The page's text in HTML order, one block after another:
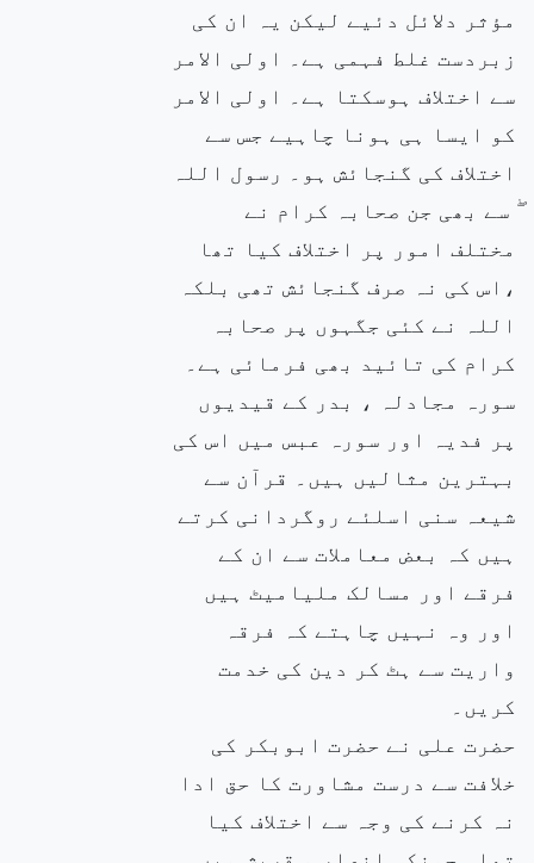
مؤثر دلائل دئیے لیکن یہ ان کی
زبردست غلط فہمی ہے۔ اولی الامر
سے اختلاف ہوسکتا ہے۔ اولی الامر
کو ایسا ہی ہونا چاہیے جس سے
اختلاف کی گنجائش ہو۔ رسول اللہ
ۖ سے بھی جن صحابہ کرام نے
مختلف امور پر اختلاف کیا تھا
،اس کی نہ صرف گنجائش تھی بلکہ
اللہ نے کئی جگہوں پر صحابہ
کرام کی تائید بھی فرمائی ہے۔
سورہ مجادلہ ، بدر کے قیدیوں
پر فدیہ اور سورہ عبس میں اس کی
بہترین مثالیں ہیں۔ قرآن سے
شیعہ سنی اسلئے روگردانی کرتے
ہیں کہ بعض معاملات سے ان کے
فرقے اور مسالک ملیامیٹ ہیں
اور وہ نہیں چاہتے کہ فرقہ
واریت سے ہٹ کر دین کی خدمت
کریں۔
حضرت علی نے حضرت ابوبکر کی
خلافت سے درست مشاورت کا حق ادا
نہ کرنے کی وجہ سے اختلاف کیا